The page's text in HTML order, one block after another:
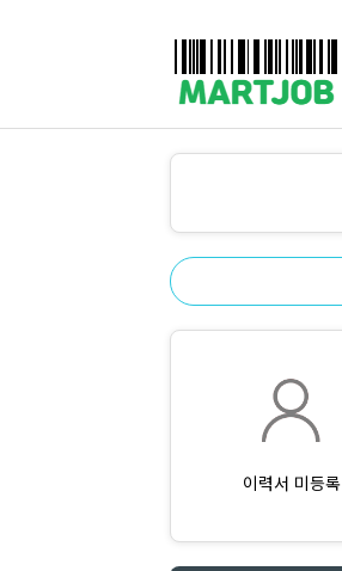
유통매장전용 임대·매매정보
식자재가격정보
농산/야채청과직원채용정보
이력서 미등록